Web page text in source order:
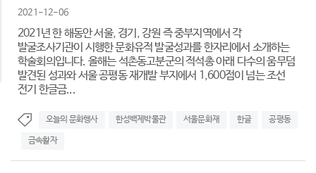
2021-12-06
2021년 한 해동안 서울, 경기, 강원 즉 중부지역에서 각
발굴조사기관이 시행한 문화유적 발굴성과를 한자리에서 소개하는
학술회의입니다. 올해는 석촌동고분군의 적석총 아래 다수의 움무덤
발견된 성과와 서울 공평동 재개발 부지에서 1,600점이 넘는 조선
전기 한글금...
오늘의 문화행사 한성백제박물관 서울문화재 한글 공평동
금속활자